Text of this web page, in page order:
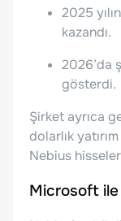
2025
kazandı.
2026’da
gösterdi.
Şirket ayrıca
dolarlık
Nebius
Microsoft ile